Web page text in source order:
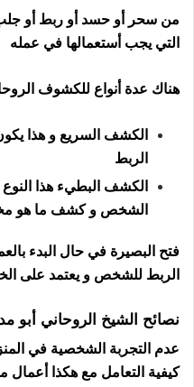
من سحر أو حسد أو ربط أو
التي يجب أستعمالها في عمله
هناك عدة أنواع للكشوف
الكشف السريع و هذا
الربط
الكشف البطيء هذا
الشخص و كشف ما هو
فتح البصيرة في حال البدء
الربط للشخص و يعتمد على
نصائح الشيخ الروحاني أبو
عدم التجربة الشخصية في
كيفية التعامل مع هكذا أعمال